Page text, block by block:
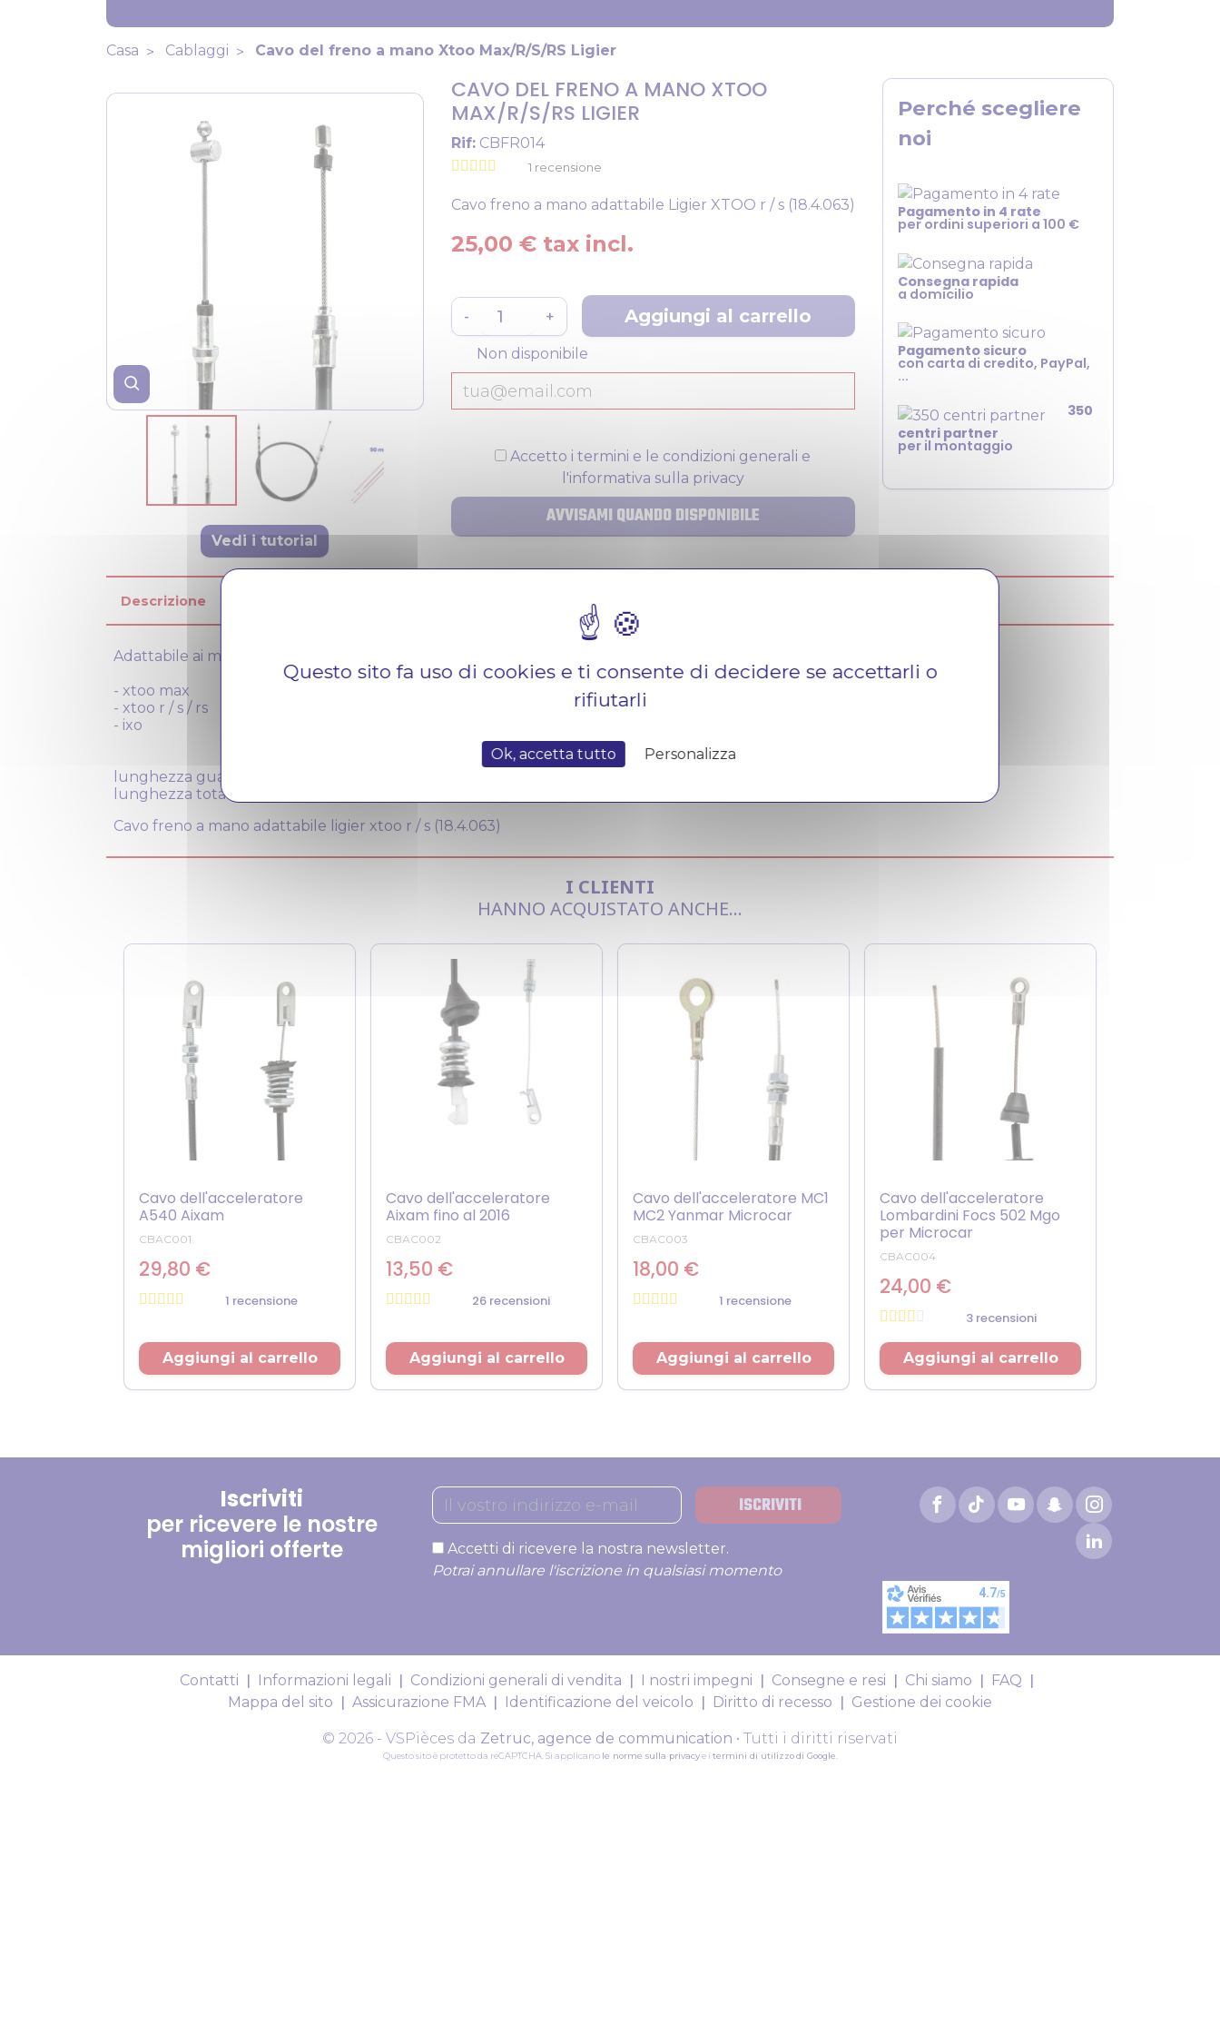
Casa Cablaggi Cavo del freno a mano Xtoo Max/R/S/RS Ligier
Vedi i tutorial
CAVO DEL FRENO A MANO XTOO
MAX/R/S/RS LIGIER
Rif:CBFR014
1 recensione
Cavo freno a mano adattabile Ligier XTOO r / s (18.4.063)
25,00 € tax incl.
- +
Aggiungi al carrello
blocco
Non disponibile
Accetto i termini e le condizioni generali e
l'informativa sulla privacy
AVVISAMI QUANDO DISPONIBILE
Perché scegliere
noi
Pagamento in 4 rate
per ordini superiori a 100 €
Consegna rapida
a domicilio
Pagamento sicuro
con carta di credito, PayPal,
...
350
centri partner
per il montaggio
Descrizione Compatibility
Adattabile ai modelli
- xtoo max
- xtoo r / s / rs
- ixo
lunghezza guaina: 86.6cm
lunghezza totale: 99.7 cm
Cavo freno a mano adattabile ligier xtoo r / s (18.4.063)
I CLIENTI
HANNO ACQUISTATO ANCHE...
Cavo dell'acceleratore
A540 Aixam
CBAC001
29,80 €
1 recensione
Aggiungi al carrello
Cavo dell'acceleratore
Aixam fino al 2016
CBAC002
13,50 €
26 recensioni
Aggiungi al carrello
Cavo dell'acceleratore MC1
MC2 Yanmar Microcar
CBAC003
18,00 €
1 recensione
Aggiungi al carrello
Cavo dell'acceleratore
Lombardini Focs 502 Mgo
per Microcar
CBAC004
24,00 €
3 recensioni
Prezzo
Aggiungi al carrello
Iscriviti
per ricevere le nostre
migliori offerte
ISCRIVITI
Accetti di ricevere la nostra newsletter.
Potrai annullare l'iscrizione in qualsiasi momento
Contatti Informazioni legali Condizioni generali di vendita I nostri impegni Consegne e resi Chi siamo
FAQ
Mappa del sito
Assicurazione FMA Identificazione del veicolo Diritto di recesso Gestione dei cookie
© 2026 - VSPièces da Zetruc, agence de communication • Tutti i diritti riservati
Questo sito è protetto da reCAPTCHA. Si applicano le norme sulla privacye i termini di utilizzo di Google
Questo sito fa uso di cookies e ti consente di decidere se accettarli o
rifiutarli
Ok, accetta tutto Personalizza